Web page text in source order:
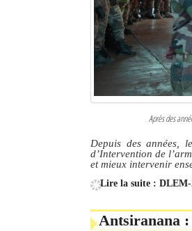
Après des
Depuis des années,
d’Intervention de
et mieux intervenir
Lire la suite :
Antsiranana :